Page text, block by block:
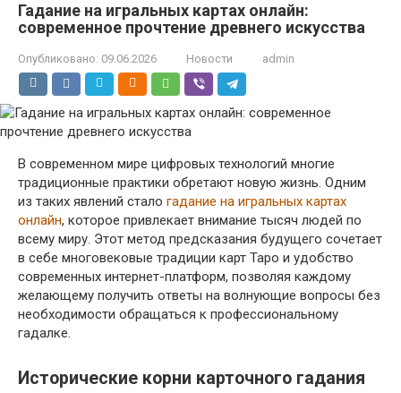
Гадание на игральных картах онлайн:
современное прочтение древнего искусства
Опубликовано: 09.06.2026 Новости admin
В современном мире цифровых технологий многие
традиционные практики обретают новую жизнь. Одним
из таких явлений стало гадание на игральных картах
онлайн, которое привлекает внимание тысяч людей по
всему миру. Этот метод предсказания будущего сочетает
в себе многовековые традиции карт Таро и удобство
современных интернет-платформ, позволяя каждому
желающему получить ответы на волнующие вопросы без
необходимости обращаться к профессиональному
гадалке.
Исторические корни карточного гадания